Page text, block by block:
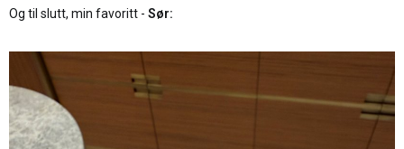
Og til slutt, min favoritt - Sør: